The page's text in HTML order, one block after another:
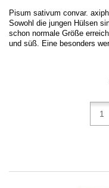
Pisum sativum convar.
Sowohl die jungen Hülsen
schon normale Größe
und süß. Eine besonders